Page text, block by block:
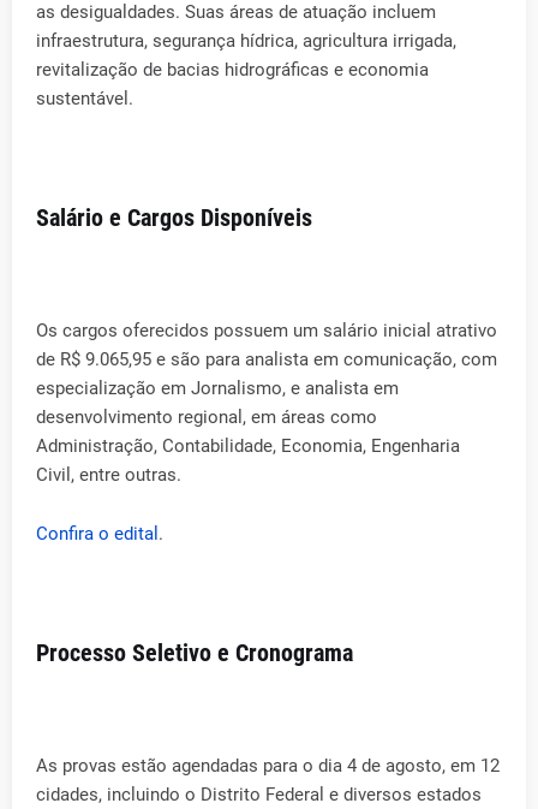
as desigualdades. Suas áreas de atuação incluem
infraestrutura, segurança hídrica, agricultura irrigada,
revitalização de bacias hidrográficas e economia
sustentável.
Salário e Cargos Disponíveis
Os cargos oferecidos possuem um salário inicial atrativo
de R$ 9.065,95 e são para analista em comunicação, com
especialização em Jornalismo, e analista em
desenvolvimento regional, em áreas como
Administração, Contabilidade, Economia, Engenharia
Civil, entre outras.
Confira o edital .
Processo Seletivo e Cronograma
As provas estão agendadas para o dia 4 de agosto, em 12
cidades, incluindo o Distrito Federal e diversos estados